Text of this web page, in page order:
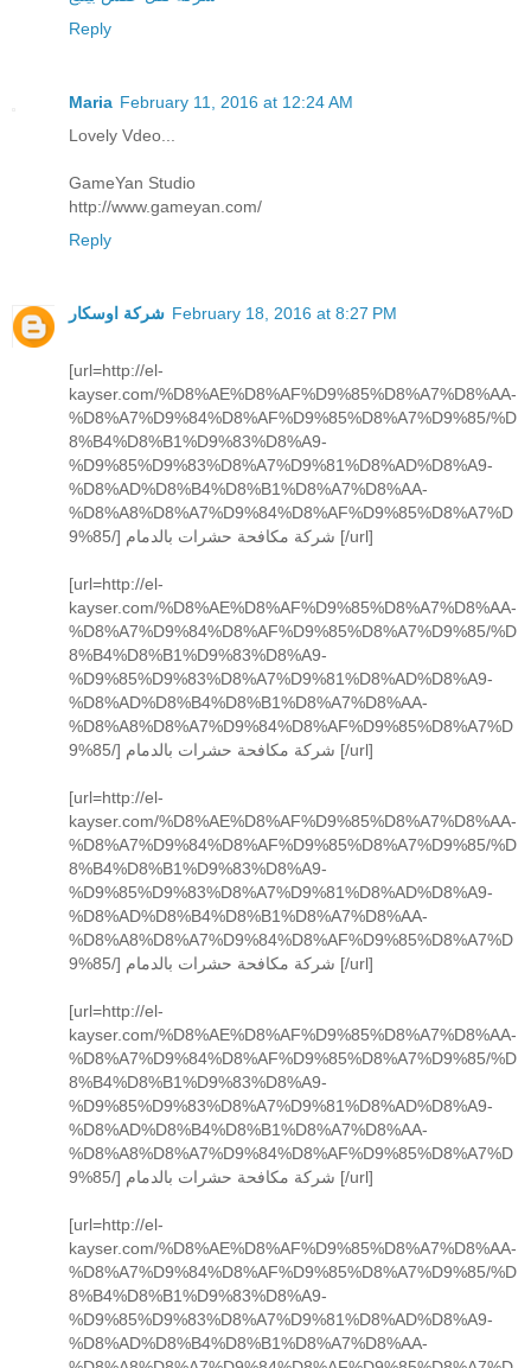
Reply
Maria February 11, 2016 at 12:24 AM
Lovely Vdeo...
GameYan Studio
http://www.gameyan.com/
Reply
شركة اوسكار February 18, 2016 at 8:27 PM
[url=http://el-
kayser.com/%D8%AE%D8%AF%D9%85%D8%A7%D8%AA-
%D8%A7%D9%84%D8%AF%D9%85%D8%A7%D9%85/%D
8%B4%D8%B1%D9%83%D8%A9-
%D9%85%D9%83%D8%A7%D9%81%D8%AD%D8%A9-
%D8%AD%D8%B4%D8%B1%D8%A7%D8%AA-
%D8%A8%D8%A7%D9%84%D8%AF%D9%85%D8%A7%D
9%85/] شركة مكافحة حشرات بالدمام [/url]
[url=http://el-
kayser.com/%D8%AE%D8%AF%D9%85%D8%A7%D8%AA-
%D8%A7%D9%84%D8%AF%D9%85%D8%A7%D9%85/%D
8%B4%D8%B1%D9%83%D8%A9-
%D9%85%D9%83%D8%A7%D9%81%D8%AD%D8%A9-
%D8%AD%D8%B4%D8%B1%D8%A7%D8%AA-
%D8%A8%D8%A7%D9%84%D8%AF%D9%85%D8%A7%D
9%85/] شركة مكافحة حشرات بالدمام [/url]
[url=http://el-
kayser.com/%D8%AE%D8%AF%D9%85%D8%A7%D8%AA-
%D8%A7%D9%84%D8%AF%D9%85%D8%A7%D9%85/%D
8%B4%D8%B1%D9%83%D8%A9-
%D9%85%D9%83%D8%A7%D9%81%D8%AD%D8%A9-
%D8%AD%D8%B4%D8%B1%D8%A7%D8%AA-
%D8%A8%D8%A7%D9%84%D8%AF%D9%85%D8%A7%D
9%85/] شركة مكافحة حشرات بالدمام [/url]
[url=http://el-
kayser.com/%D8%AE%D8%AF%D9%85%D8%A7%D8%AA-
%D8%A7%D9%84%D8%AF%D9%85%D8%A7%D9%85/%D
8%B4%D8%B1%D9%83%D8%A9-
%D9%85%D9%83%D8%A7%D9%81%D8%AD%D8%A9-
%D8%AD%D8%B4%D8%B1%D8%A7%D8%AA-
%D8%A8%D8%A7%D9%84%D8%AF%D9%85%D8%A7%D
9%85/] شركة مكافحة حشرات بالدمام [/url]
[url=http://el-
kayser.com/%D8%AE%D8%AF%D9%85%D8%A7%D8%AA-
%D8%A7%D9%84%D8%AF%D9%85%D8%A7%D9%85/%D
8%B4%D8%B1%D9%83%D8%A9-
%D9%85%D9%83%D8%A7%D9%81%D8%AD%D8%A9-
%D8%AD%D8%B4%D8%B1%D8%A7%D8%AA-